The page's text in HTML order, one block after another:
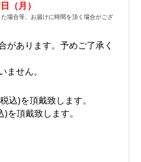
（月）
場合等、お届けに時間を頂く場合がござ
があります。予めご了承く
ません。
込)を頂戴致します。
を頂戴致します。